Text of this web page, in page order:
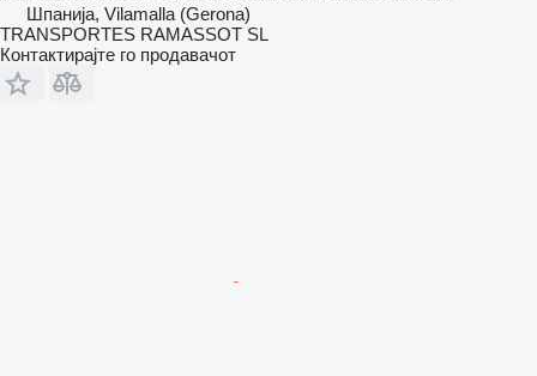
Шпанија, Vilamalla (Gerona)
TRANSPORTES RAMASSOT SL
Контактирајте го продавачот